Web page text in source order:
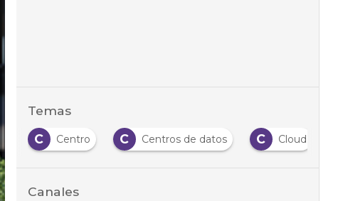
Temas
C Centro C Centros de datos C Cloud
Canales